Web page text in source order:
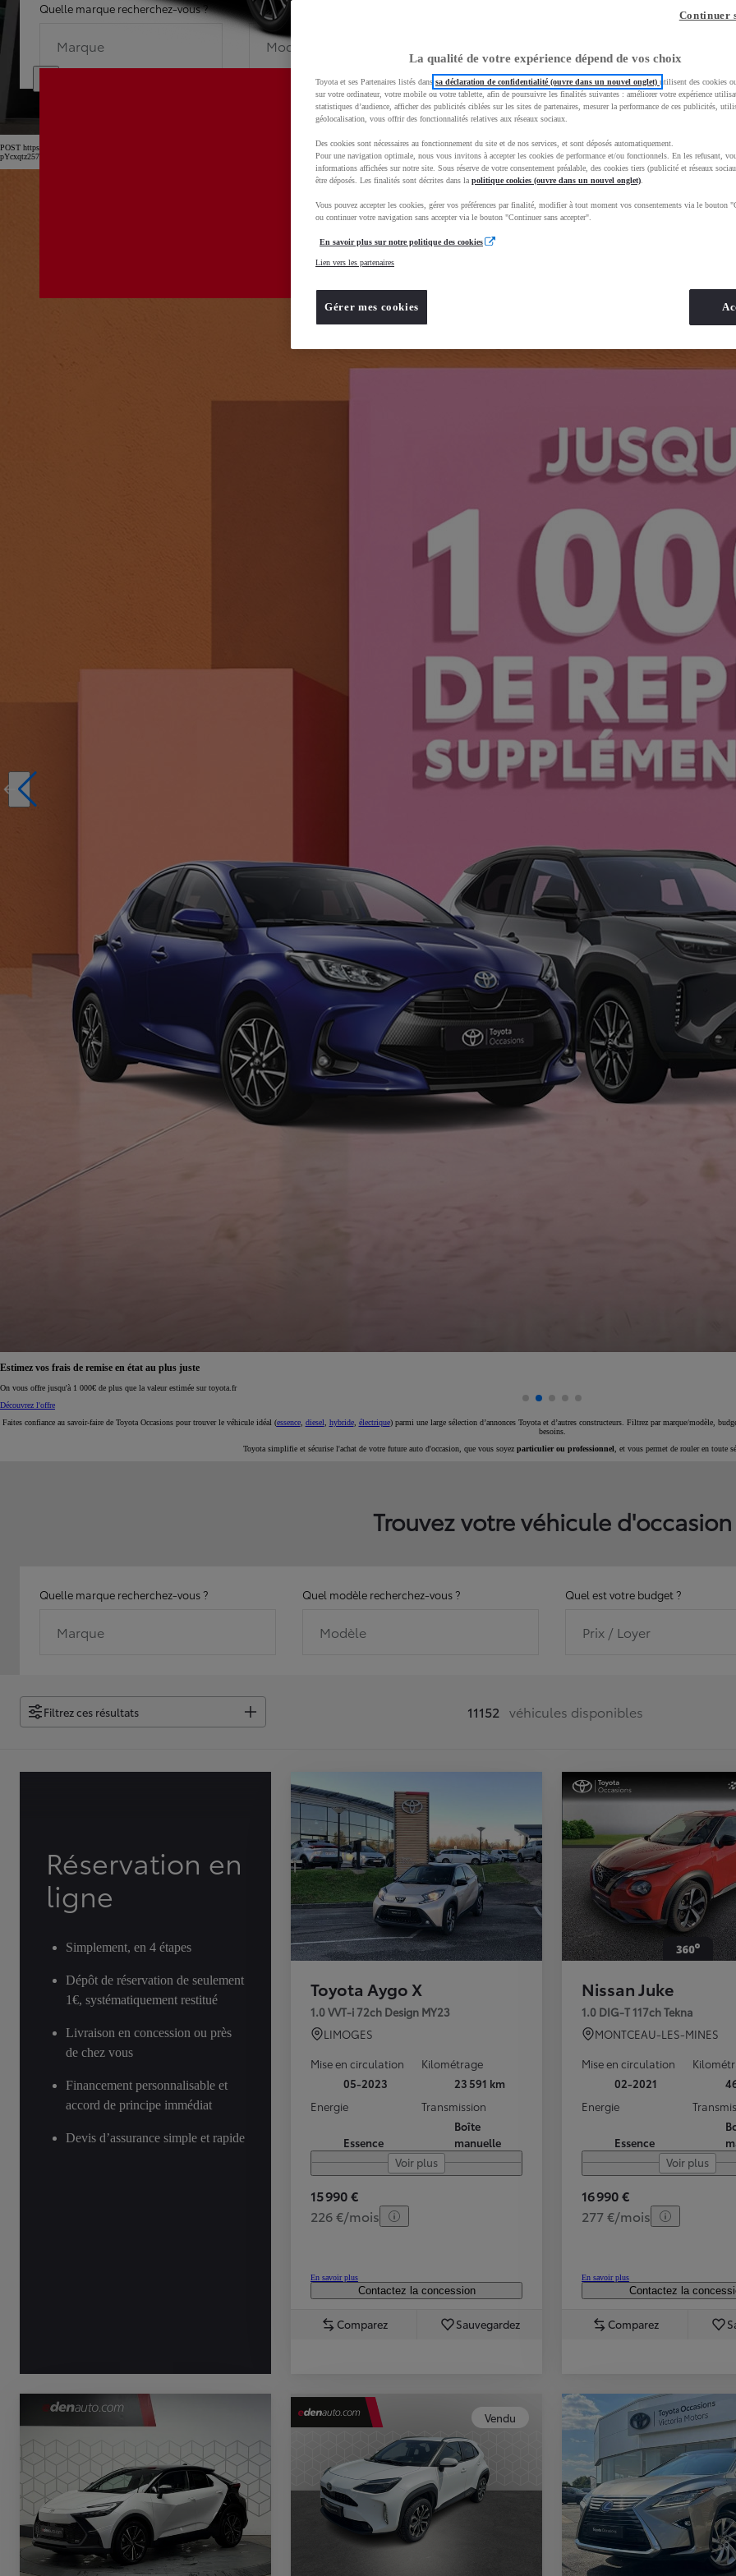
Nouvelle Yaris Cross
Disponible prochainement
TOYOTA C-HR
HYBRIDE OU HYBRIDE RECHARGEABLE
Quelle marque recherchez-vous ?
Marque
Quel modèle recherchez-vous ?
Modèle
Dans quelle
POST https://usc-webcomponents.toyota-europe.com/v1/car-filter-header/fr/fr?carFilter=used&brand=toyota&uscEnv=production&useGlobalStore=true&gclid=CjwKCAjwhNbTBhB4EiwAsFSg-
pYcxqtz257uljGAm
Estimez vos frais de remise en état au plus juste
On vous offre jusqu'à 1 000€ de plus que la valeur estimée sur toyota.fr
Découvrez l'offre
Faites confiance au savoir-faire de Toyota Occasions pour trouver le véhicule idéal (essence, diesel hybride, électrique) parmi une large sélection d’annonces Toyota et d’autres constructeurs. Filtrez par marque/modèle,
besoins.
Toyota simplifie et sécurise l'achat de votre future auto d'occasion, que vous soyez particulier ou professionnel , et vous permet de rouler en toute
Trouvez votre véhicule d'occasion
Quelle marque recherchez-vous ?
Marque
Quel modèle recherchez-vous ?
Modèle
Quel est votre budget ?
Prix / Loyer
Filtrez ces résultats 11152 véhicules disponibles
Réservation en
ligne
Simplement, en 4 étapes
Dépôt de réservation de seulement
1€, systématiquement restitué
Livraison en concession ou près
de chez vous
Financement personnalisable et
accord de principe immédiat
Devis d’assurance simple et rapide
Toyota Aygo X
1.0 VVT-i 72ch Design MY23
LIMOGES
Mise en circulation
05-2023
Kilométrage
23 591 km
Energie
Essence
Transmission
Boîte
manuelle
Voir plus
15 990 €
226 €/mois
En savoir plus
Contactez la concession
Comparez Sauvegardez
Nissan Juke
1.0 DIG-T 117ch Tekna
MONTCEAU-LES-MINES
Mise en circulation
02-2021
Energie
Essence
Voir plus
16 990 €
277 €/mois
En savoir plus
Contactez la
Comparez
Vendu
La qualité de votre expérience dépend de vos choix
Toyota et ses Partenaires listés dans sa déclaration de confidentialité (ouvre dans un nouvel onglet) utilisent des cookies
sur votre ordinateur, votre mobile ou votre tablette, afin de poursuivre les finalités suivantes : améliorer votre expérience
statistiques d’audience, afficher des publicités ciblées sur les sites de partenaires, mesurer la performance de ces publicités,
géolocalisation, vous offrir des fonctionnalités relatives aux réseaux sociaux.
Des cookies sont nécessaires au fonctionnement du site et de nos services, et sont déposés automatiquement.
Pour une navigation optimale, nous vous invitons à accepter les cookies de performance et/ou fonctionnels. En les refusant,
informations affichées sur notre site. Sous réserve de votre consentement préalable, des cookies tiers (publicité et réseaux
être déposés. Les finalités sont décrites dans la politique cookies (ouvre dans un nouvel onglet)
Vous pouvez accepter les cookies, gérer vos préférences par finalité, modifier à tout moment vos consentements via le bouton
ou continuer votre navigation sans accepter via le bouton "Continuer sans accepter".
En savoir plus sur notre politique des cookies
Lien vers les partenaires
Gérer mes cookies
Continuer